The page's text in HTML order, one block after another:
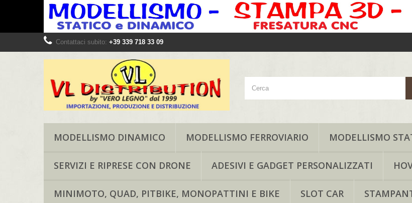
Contattaci subito: +39 339 718 33 09
MODELLISMO DINAMICO MODELLISMO FERROVIARIO MODELLISMO
SERVIZI E RIPRESE CON DRONE ADESIVI E GADGET PERSONALIZZATI
MINIMOTO, QUAD, PITBIKE, MONOPATTINI E BIKE SLOT CAR